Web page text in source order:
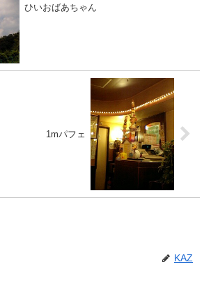
ひいおばあちゃん
1mパフェ
KAZ